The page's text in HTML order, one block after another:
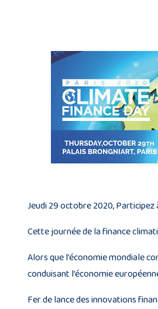
Jeudi 29 octobre 2020,
Cette journée de la finance
Alors que l’économie mondiale
conduisant l’économie
Fer de lance des innovations